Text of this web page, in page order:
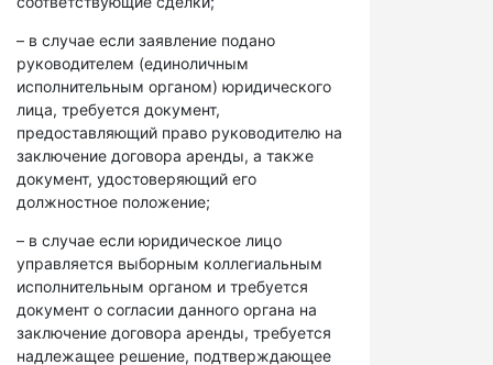
– в случае если заявление подано
руководителем (единоличным
исполнительным органом) юридического
лица, требуется документ,
предоставляющий право руководителю на
заключение договора аренды, а также
документ, удостоверяющий его
должностное положение;
– в случае если юридическое лицо
управляется выборным коллегиальным
исполнительным органом и требуется
документ о согласии данного органа на
заключение договора аренды, требуется
надлежащее решение, подтверждающее